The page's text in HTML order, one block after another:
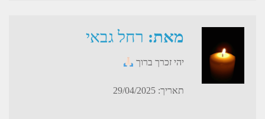
מאת: רחל גבאי
יהי זכרך ברוך
תאריך: 29/04/2025